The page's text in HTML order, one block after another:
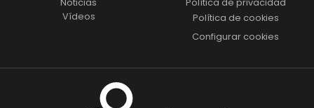
Noticias
Vídeos
Política de privacidad
Política de cookies
Configurar cookies